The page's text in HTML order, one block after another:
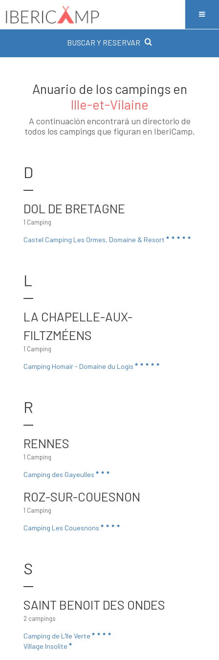
BUSCAR Y RESERVAR
Anuario de los campings en
Ille-et-Vilaine
A continuación encontrará un directorio de
todos los campings que figuran en IberiCamp.
D
DOL DE BRETAGNE
1 Camping
Castel Camping Les Ormes, Domaine & Resort
L
LA CHAPELLE-AUX-
FILTZMÉENS
1 Camping
Camping Homair - Domaine du Logis
R
RENNES
1 Camping
Camping des Gayeulles
ROZ-SUR-COUESNON
1 Camping
Camping Les Couesnons
S
SAINT BENOIT DES ONDES
2 campings
Camping de L'Ile Verte
Village Insolite